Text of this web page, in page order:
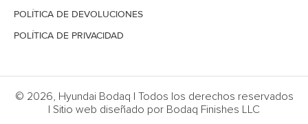
POLÍTICA DE DEVOLUCIONES
POLÍTICA DE PRIVACIDAD
© 2026, Hyundai Bodaq | Todos los derechos reservados
| Sitio web diseñado por Bodaq Finishes LLC